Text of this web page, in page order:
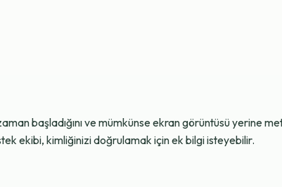
başladığını ve mümkünse ekran görüntüsü yerine
ekibi, kimliğinizi doğrulamak için ek bilgi isteyebilir.